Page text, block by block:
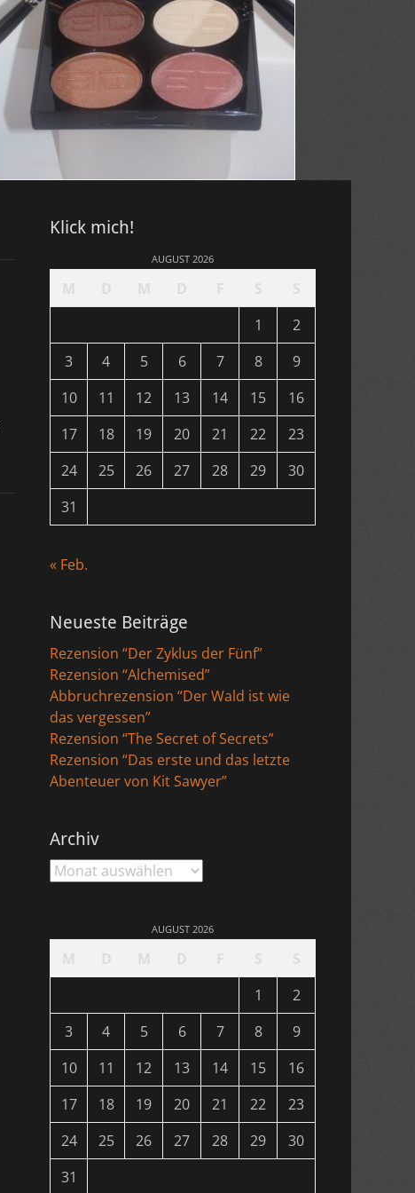
Klick mich!
AUGUST 2026
1
2
3
4 5 6 7 8
9
10
11 12 13 14 15
16
17
18 19 20 21 22
23
24
25 26 27 28 29
30
31
« Feb.
Neueste Beiträge
Rezension “Der Zyklus der Fünf”
Rezension “Alchemised”
Abbruchrezension “Der Wald ist wie
das vergessen”
Rezension “The Secret of Secrets”
Rezension “Das erste und das letzte
Abenteuer von Kit Sawyer”
Archiv
Archiv
AUGUST 2026
1
2
3
4 5 6 7 8
9
10
11 12 13 14 15
16
17
18 19 20 21 22
23
24
25 26 27 28 29
30
31